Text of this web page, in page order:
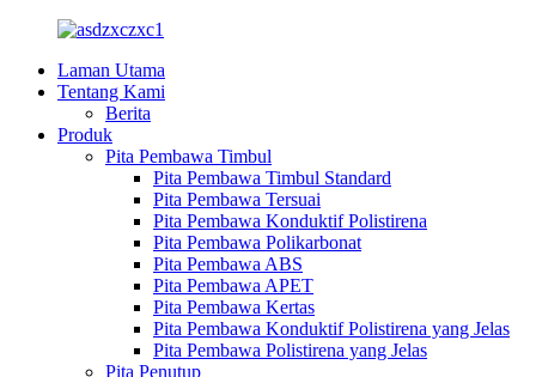
Laman Utama
Tentang Kami
Berita
Produk
Pita Pembawa Timbul
Pita Pembawa Timbul Standard
Pita Pembawa Tersuai
Pita Pembawa Konduktif Polistirena
Pita Pembawa Polikarbonat
Pita Pembawa ABS
Pita Pembawa APET
Pita Pembawa Kertas
Pita Pembawa Konduktif Polistirena yang Jelas
Pita Pembawa Polistirena yang Jelas
Pita Penutup